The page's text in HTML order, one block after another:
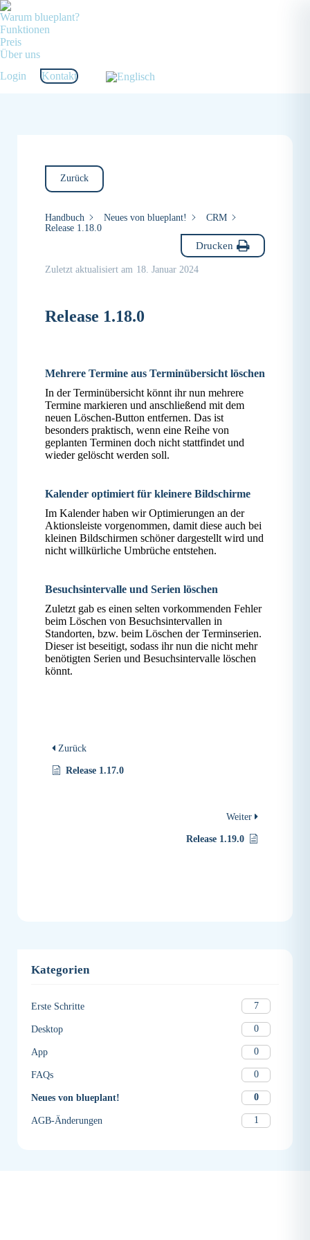
Warum blueplant?
Funktionen
Preis
Über uns
Login
Kontakt
Kategorien
Erste Schritte 7
Desktop 0
App 0
FAQs 0
Neues von blueplant! 0
AGB-Änderungen 1
Zurück
Handbuch Neues von blueplant!
CRM
Release 1.18.0
Drucken
Release 1.18.0
Zuletzt aktualisiert am 18. Januar 2024
Mehrere Termine aus Terminübersicht löschen
In der Terminübersicht könnt ihr nun mehrere
Termine markieren und anschließend mit dem
neuen Löschen-Button entfernen. Das ist
besonders praktisch, wenn eine Reihe von
geplanten Terminen doch nicht stattfindet und
wieder gelöscht werden soll.
Kalender optimiert für kleinere Bildschirme
Im Kalender haben wir Optimierungen an der
Aktionsleiste vorgenommen, damit diese auch bei
kleinen Bildschirmen schöner dargestellt wird und
nicht willkürliche Umbrüche entstehen.
Besuchsintervalle und Serien löschen
Zuletzt gab es einen selten vorkommenden Fehler
beim Löschen von Besuchsintervallen in
Standorten, bzw. beim Löschen der Terminserien.
Dieser ist beseitigt, sodass ihr nun die nicht mehr
benötigten Serien und Besuchsintervalle löschen
könnt.
Zurück
Release 1.17.0
Weiter
Release 1.19.0